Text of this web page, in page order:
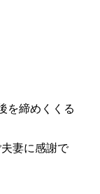
を締めくくる
妻に感謝で